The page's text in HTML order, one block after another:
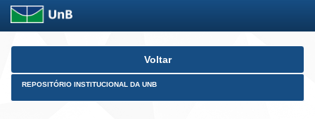
Skip
Voltar
REPOSITÓRIO INSTITUCIONAL DA UNB